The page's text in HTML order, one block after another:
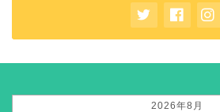
2026年8月